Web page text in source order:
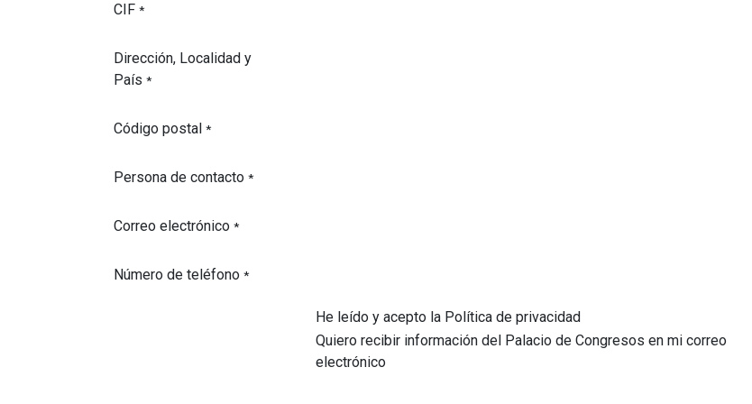
CIF *
Dirección, Localidad y
País *
Código postal *
Persona de contacto *
Correo electrónico *
Número de teléfono *
He leído y acepto la Política de privacidad
Quiero recibir información del Palacio de Congresos en mi correo
electrónico